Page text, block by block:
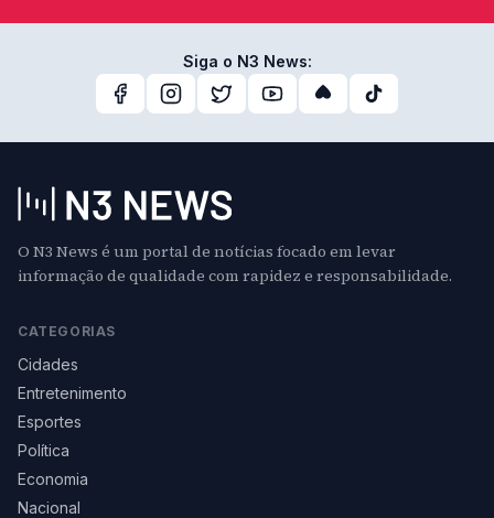
Siga o N3 News:
O N3 News é um portal de notícias focado em levar
informação de qualidade com rapidez e responsabilidade.
CATEGORIAS
Cidades
Entretenimento
Esportes
Política
Economia
Nacional